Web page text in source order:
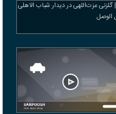
گلزنی عزت‌اللهی در دیدار شباب الاهلی
الوصل